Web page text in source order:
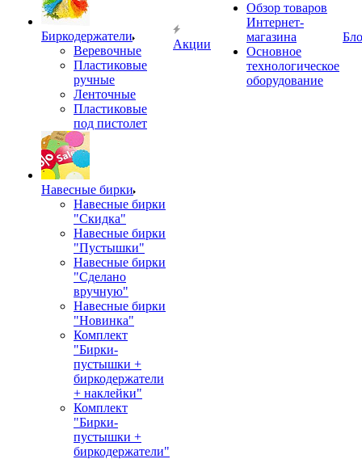
Биркодержатели
Веревочные
Пластиковые
ручные
Ленточные
Пластиковые
под пистолет
Навесные бирки
Навесные бирки
"Скидка"
Навесные бирки
"Пустышки"
Навесные бирки
"Сделано
вручную"
Навесные бирки
"Новинка"
Комплект
"Бирки-
пустышки +
биркодержатели
+ наклейки"
Комплект
"Бирки-
пустышки +
биркодержатели"
Акции
Обзор товаров
Интернет-
магазина
Основное
технологическое
оборудование